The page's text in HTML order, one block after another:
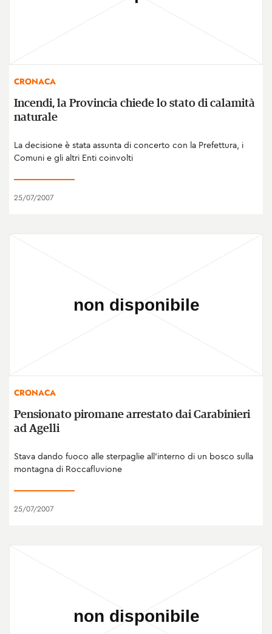
CRONACA
Incendi, la Provincia chiede lo stato di calamità
naturale
La decisione è stata assunta di concerto con la Prefettura, i
Comuni e gli altri Enti coinvolti
25/07/2007
CRONACA
Pensionato piromane arrestato dai Carabinieri
ad Agelli
Stava dando fuoco alle sterpaglie all'interno di un bosco sulla
montagna di Roccafluvione
25/07/2007